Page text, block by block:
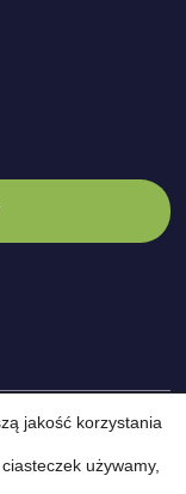
jakość korzystania
używamy,